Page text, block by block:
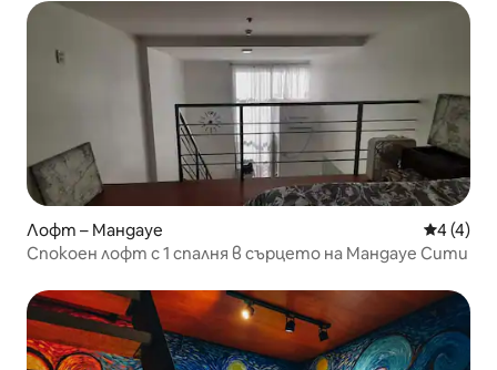
Лофт – Мандауе Средна
4 (4)
Спокоен лофт с 1 спалня в сърцето на Мандауе Сити